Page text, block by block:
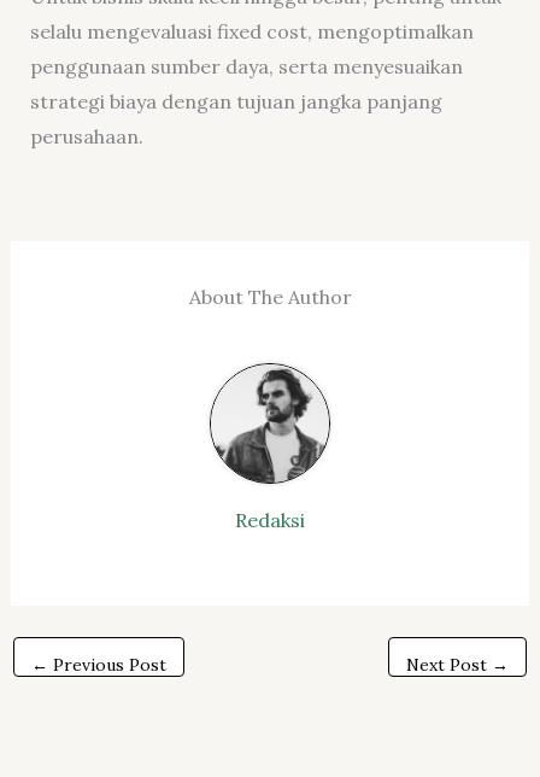
selalu mengevaluasi fixed cost, mengoptimalkan
penggunaan sumber daya, serta menyesuaikan
strategi biaya dengan tujuan jangka panjang
perusahaan.
About The Author
Redaksi
← Previous Post Next Post →